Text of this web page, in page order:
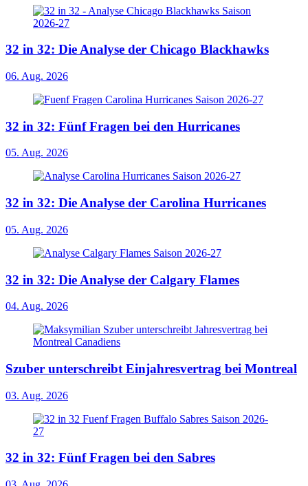
32 in 32: Die Analyse der Chicago Blackhawks
06. Aug. 2026
32 in 32: Fünf Fragen bei den Hurricanes
05. Aug. 2026
32 in 32: Die Analyse der Carolina Hurricanes
05. Aug. 2026
32 in 32: Die Analyse der Calgary Flames
04. Aug. 2026
Szuber unterschreibt Einjahresvertrag bei Montreal
03. Aug. 2026
32 in 32: Fünf Fragen bei den Sabres